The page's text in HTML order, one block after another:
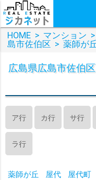
HOME > マンション >
島市佐伯区 > 薬師が
広島県広島市佐伯
ア行 カ行 サ行
ラ行
薬師が丘 屋代 屋代町